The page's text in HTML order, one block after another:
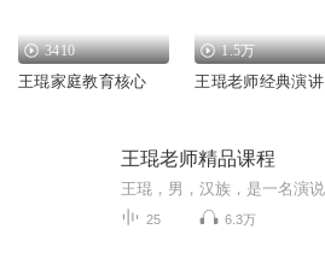
3410
王琨家庭教育核心
1.5万
王琨老师经典演讲
王琨老师精品课程
25 6.3万